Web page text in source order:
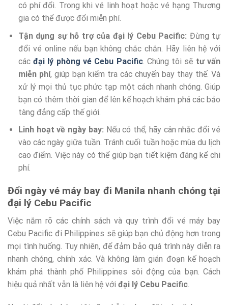
có phí đổi. Trong khi vé linh hoạt hoặc vé hạng Thương
gia có thể được đổi miễn phí.
Tận dụng sự hỗ trợ của đại lý Cebu Pacific: Đừng tự
đổi vé online nếu bạn không chắc chắn. Hãy liên hệ với
cácđại lý phòng vé Cebu Pacific. Chúng tôi sẽ tư vấn
miễn phí, giúp bạn kiểm tra các chuyến bay thay thế. Và
xử lý mọi thủ tục phức tạp một cách nhanh chóng. Giúp
bạn có thêm thời gian để lên kế hoạch khám phá các bảo
tàng đẳng cấp thế giới.
Linh hoạt về ngày bay: Nếu có thể, hãy cân nhắc đổi vé
vào các ngày giữa tuần. Tránh cuối tuần hoặc mùa du lịch
cao điểm. Việc này có thể giúp bạn tiết kiệm đáng kể chi
phí.
Đổi ngày vé máy bay đi Manila nhanh chóng tại
đại lý Cebu Pacific
Việc nắm rõ các chính sách và quy trình đổi vé máy bay
Cebu Pacific đi Philippines sẽ giúp bạn chủ động hơn trong
mọi tình huống. Tuy nhiên, để đảm bảo quá trình này diễn ra
nhanh chóng, chính xác. Và không làm gián đoạn kế hoạch
khám phá thành phố Philippines sôi động của bạn. Cách
hiệu quả nhất vẫn là liên hệ với đại lý Cebu Pacific